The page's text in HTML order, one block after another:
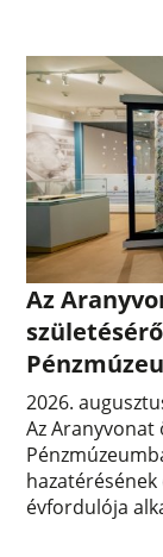
Az
2026.
Az
évfordulója